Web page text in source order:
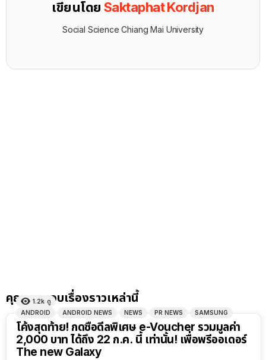
เขียนโดย Saktaphat Kordjan
Social Science Chiang Mai University
คุณอาจชอบเรื่องราวเหล่านี้
1.2k ดู
ANDROID
ANDROID NEWS NEWS PR NEWS SAMSUNG
โค้งสุดท้าย! กดซื้อดีลพิเศษ e-Voucher รวมมูลค่า
2,000 บาท ได้ถึง 22 ก.ค. นี้ เท่านั้น! เพื่อพรีออเดอร์
The new Galaxy